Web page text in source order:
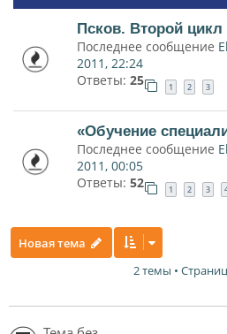
Псков. Второй цикл
Последнее сообщение
2011, 22:24
Ответы: 25 1 2 3
«Обучение
Последнее сообщение
2011, 00:05
Ответы: 52 1 2 3
Новая тема
2 темы •